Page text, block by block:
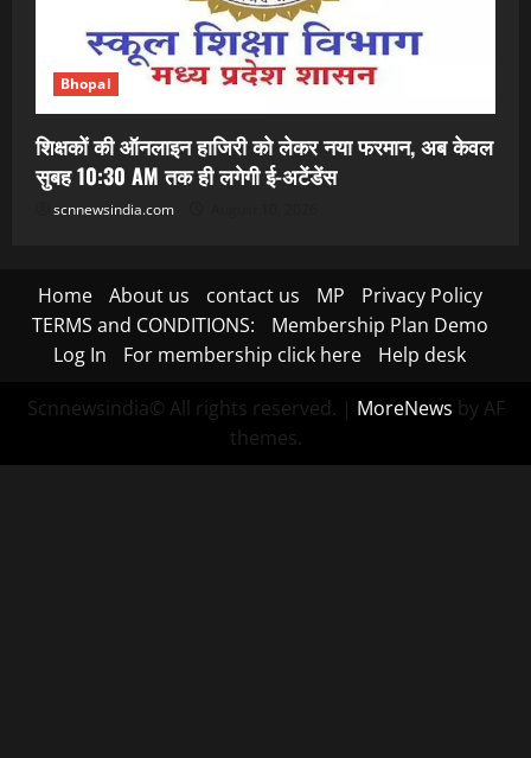
Bhopal
शिक्षकों की ऑनलाइन हाजिरी को लेकर नया फरमान, अब केवल
सुबह 10:30 AM तक ही लगेगी ई-अटेंडेंस
scnnewsindia.com
Home About us contact us MP
Privacy Policy
TERMS and CONDITIONS:
Membership Plan Demo
Log In
For membership click here Help desk
Scnnewsindia© All rights reserved. | MoreNews by AF
themes.